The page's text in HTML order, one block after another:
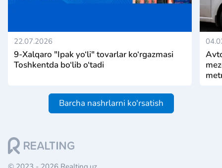
22.07.2026
9-Xalqaro "Ipak yo‘li" tovarlar ko‘rgazmasi
Toshkentda bo‘lib o‘tadi
Barcha nashrlarni ko'rsatish